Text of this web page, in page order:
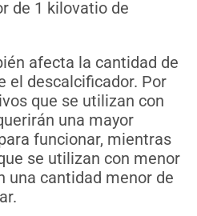
de 1 kilovatio de
afecta la cantidad de
el descalcificador. Por
que se utilizan con
una mayor
funcionar, mientras
se utilizan con menor
una cantidad menor de